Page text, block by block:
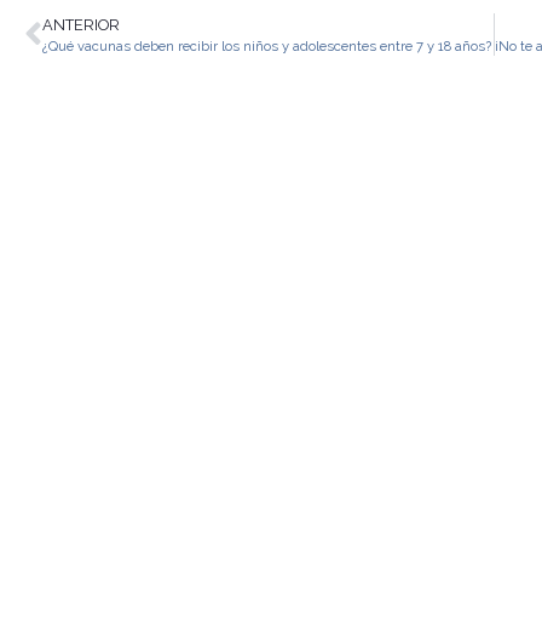
ANTERIOR
¿Qué vacunas deben recibir los niños y adolescentes entre 7 y 18 años?